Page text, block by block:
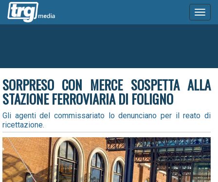
SORPRESO CON MERCE SOSPETTA ALLA
STAZIONE FERROVIARIA DI FOLIGNO
Gli agenti del commissariato lo denunciano per il reato di
ricettazione.